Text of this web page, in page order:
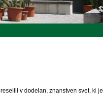
v dodelan, znanstven svet, ki je